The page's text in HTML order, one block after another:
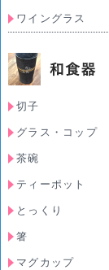
ワイングラス
切子
グラス・コップ
茶碗
ティーポット
とっくり
箸
マグカップ